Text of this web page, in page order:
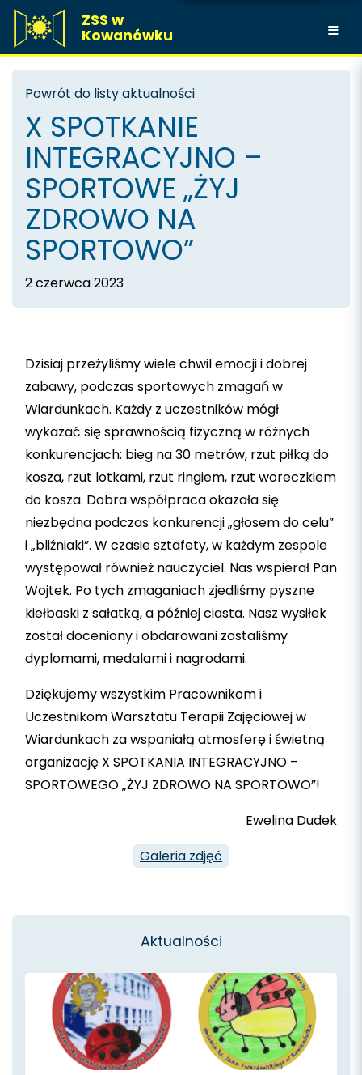
ZSS w
Kowanówku
Powrót do listy aktualności
X SPOTKANIE
INTEGRACYJNO –
SPORTOWE „ŻYJ
ZDROWO NA
SPORTOWO”
2 czerwca 2023
Dzisiaj przeżyliśmy wiele chwil emocji i dobrej
zabawy, podczas sportowych zmagań w
Wiardunkach. Każdy z uczestników mógł
wykazać się sprawnością fizyczną w różnych
konkurencjach: bieg na 30 metrów, rzut piłką do
kosza, rzut lotkami, rzut ringiem, rzut woreczkiem
do kosza. Dobra współpraca okazała się
niezbędna podczas konkurencji „głosem do celu”
i „bliźniaki”. W czasie sztafety, w każdym zespole
występował również nauczyciel. Nas wspierał Pan
Wojtek. Po tych zmaganiach zjedliśmy pyszne
kiełbaski z sałatką, a później ciasta. Nasz wysiłek
został doceniony i obdarowani zostaliśmy
dyplomami, medalami i nagrodami.
Dziękujemy wszystkim Pracownikom i
Uczestnikom Warsztatu Terapii Zajęciowej w
Wiardunkach za wspaniałą atmosferę i świetną
organizację X SPOTKANIA INTEGRACYJNO –
SPORTOWEGO „ŻYJ ZDROWO NA SPORTOWO”!
Ewelina Dudek
Galeria zdjęć
Aktualności